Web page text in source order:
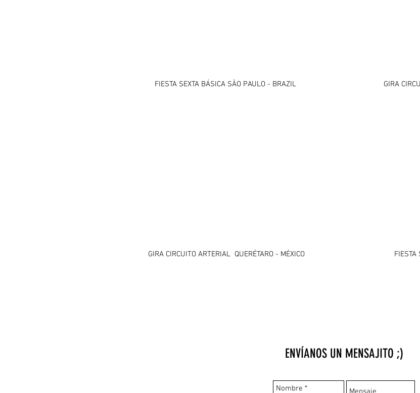
FIESTA SEXTA BÁSICA SÃO PAULO - BRAZIL
GIRA CIRCUITO ARTERIAL QUERÉTARO - MÉXICO
GIRA
​FIESTA
ENVÍANOS UN MENSAJITO ;)